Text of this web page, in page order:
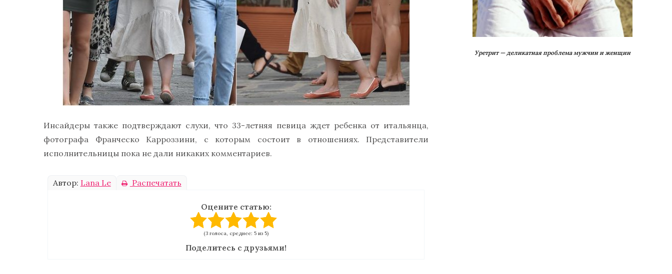
Инсайдеры также подтверждают слухи, что 33-летняя певица ждет ребенка от итальянца,
фотографа Франческо Карроззини, с которым состоит в отношениях. Представители
исполнительницы пока не дали никаких комментариев.
Автор: Lana Le Распечатать
Оцените статью:
(3 голоса, среднее: 5 из 5)
Поделитесь с друзьями!
Уретрит — деликатная проблема мужчин и женщин